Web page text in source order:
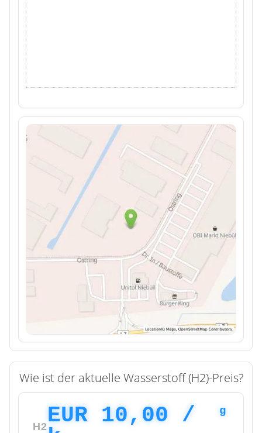
Wie ist der aktuelle Wasserstoff (H2)-Preis?
H2EUR 10,00 /
g